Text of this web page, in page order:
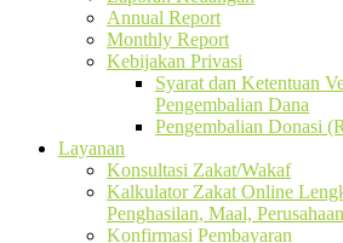
Annual Report
Monthly Report
Kebijakan Privasi
Syarat dan Ketentuan
Pengembalian Dana
Pengembalian Donasi
Layanan
Konsultasi Zakat/Wakaf
Kalkulator Zakat Online
Penghasilan, Maal,
Konfirmasi Pembayaran